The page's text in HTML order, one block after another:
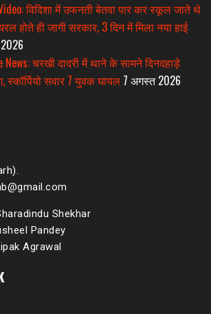
विदिशा में उफनती बेतवा पार कर स्कूल जाते थे
होते ही जागी सरकार, 3 दिन में मिला नया हाई
News: चरखी दादरी में थाने के सामने दिनदहाड़े
स्कॉर्पियो सवार 7 युवक घायल 7 अगस्त 2026
Shekhar
Pandey
Agrawal